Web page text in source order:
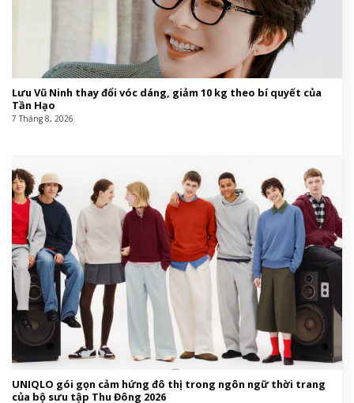
Lưu Vũ Ninh thay đổi vóc dáng, giảm 10 kg theo bí quyết của
Tần Hạo
7 Tháng 8, 2026
UNIQLO gói gọn cảm hứng đô thị trong ngôn ngữ thời trang
của bộ sưu tập Thu Đông 2026